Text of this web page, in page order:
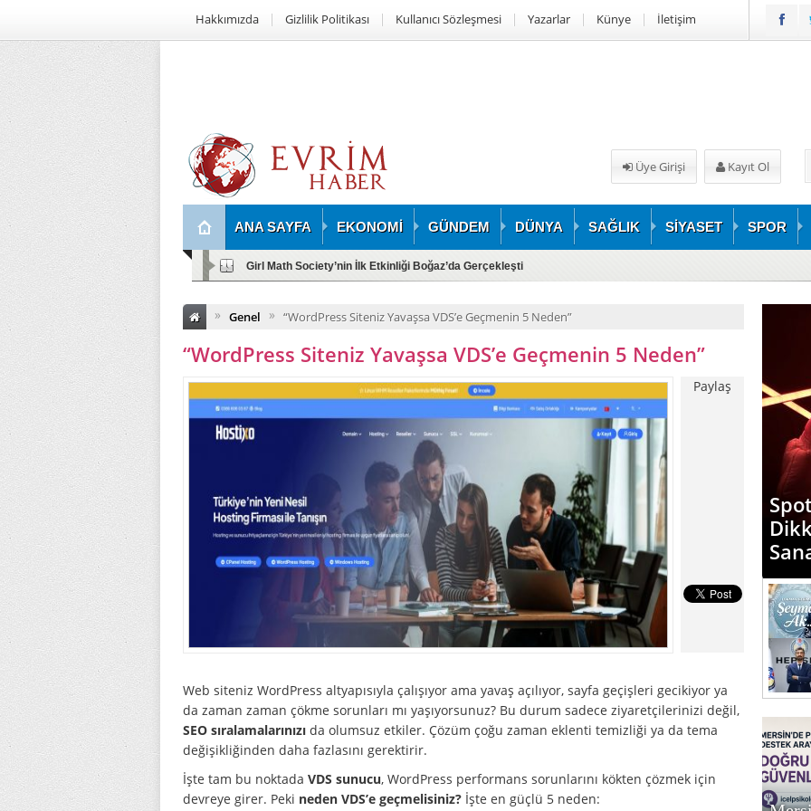
Hakkımızda Gizlilik Politikası Kullanıcı Sözleşmesi Yazarlar Künye İletişim
Üye Girişi Kayıt Ol
ANA SAYFA EKONOMİ GÜNDEM DÜNYA SAĞLIK SİYASET SPOR
Girl Math Society’nin İlk Etkinliği Boğaz’da Gerçekleşti
» Genel » “WordPress Siteniz Yavaşsa VDS’e Geçmenin 5 Neden”
“WordPress Siteniz Yavaşsa VDS’e Geçmenin 5 Neden”
Paylaş
Web siteniz WordPress altyapısıyla çalışıyor ama yavaş açılıyor, sayfa geçişleri gecikiyor ya
da zaman zaman çökme sorunları mı yaşıyorsunuz? Bu durum sadece ziyaretçilerinizi değil,
SEO sıralamalarınızı da olumsuz etkiler. Çözüm çoğu zaman eklenti temizliği ya da tema
değişikliğinden daha fazlasını gerektirir.
İşte tam bu noktada VDS sunucu, WordPress performans sorunlarını kökten çözmek için
devreye girer. Peki neden VDS’e geçmelisiniz? İşte en güçlü 5 neden: